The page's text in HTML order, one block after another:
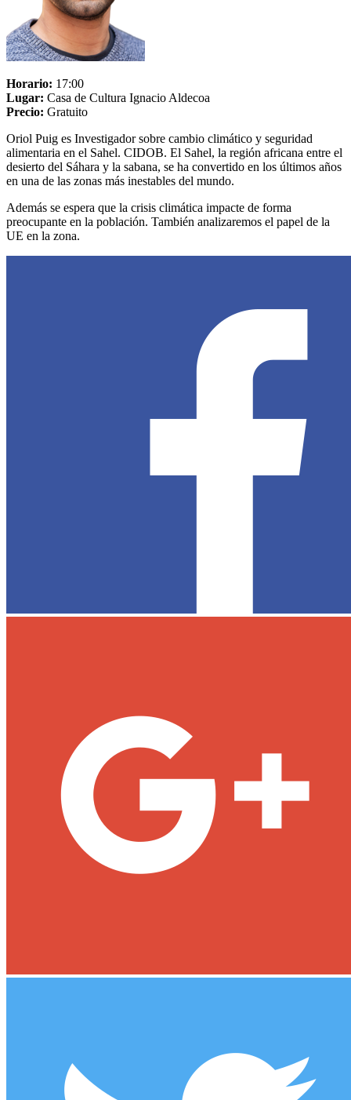
Horario: 17:00
Lugar: Casa de Cultura Ignacio Aldecoa
Precio: Gratuito
Oriol Puig es Investigador sobre cambio climático y seguridad
alimentaria en el Sahel. CIDOB. El Sahel, la región africana entre el
desierto del Sáhara y la sabana, se ha convertido en los últimos años
en una de las zonas más inestables del mundo.
Además se espera que la crisis climática impacte de forma
preocupante en la población. También analizaremos el papel de la
UE en la zona.